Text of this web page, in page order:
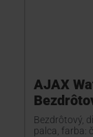
AJAX
Bezdrôtový,
palca, farba: